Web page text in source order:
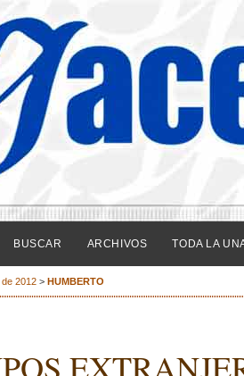
BUSCAR ARCHIVOS TODA LA
2012 > HUMBERTO